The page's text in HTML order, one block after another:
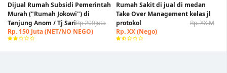
Dijual Rumah Subsidi Pemerintah
Murah ("Rumah Jokowi") di
Tanjung Anom / Tj SariRp 200Juta
Rp. 150 Juta (NET/NO NEGO)
Rumah Sakit di jual di medan
Take Over Management kelas jl
protokol
Rp. XX M
Rp. XX (Nego)